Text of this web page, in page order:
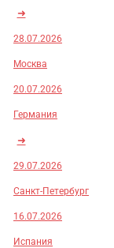
➜
28.07.2026
Москва
20.07.2026
Германия
➜
29.07.2026
Санкт-Петербург
16.07.2026
Испания